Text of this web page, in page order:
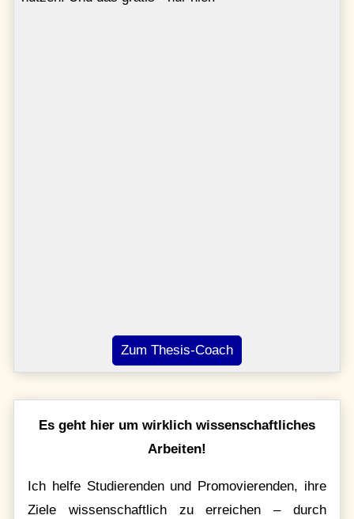
Zum Thesis-Coach
Es geht hier um wirklich wissenschaftliches
Arbeiten!
Ich helfe Studierenden und Promovierenden, ihre
Ziele wissenschaftlich zu erreichen – durch